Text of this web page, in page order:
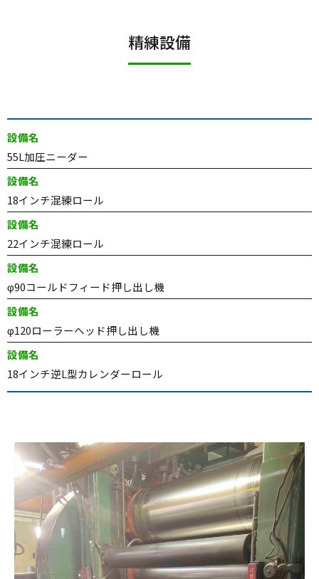
精練設備
設備名
55L加圧ニーダー
設備名
18インチ混練ロール
設備名
22インチ混練ロール
設備名
φ90コールドフィード押し出し機
設備名
φ120ローラーヘッド押し出し機
設備名
18インチ逆L型カレンダーロール